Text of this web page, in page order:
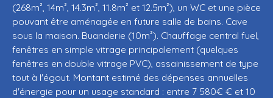
(268m², 14m², 14.3m², 11.8m² et 12.5m²), un WC et une pièce
pouvant être aménagée en future salle de bains. Cave
sous la maison. Buanderie (10m²). Chauffage central fuel,
fenêtres en simple vitrage principalement (quelques
fenêtres en double vitrage PVC), assainissement de type
tout à l'égout. Montant estimé des dépenses annuelles
d'énergie pour un usage standard : entre 7 580€ € et 10